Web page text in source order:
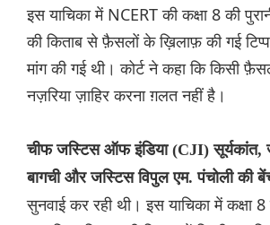
इस याचिका में NCERT की कक्षा 8 की
की किताब से फ़ैसलों के ख़िलाफ़ की गई
मांग की गई थी। कोर्ट ने कहा कि किसी
नज़रिया ज़ाहिर करना ग़लत नहीं है।
चीफ जस्टिस ऑफ इंडिया (CJI) सूर्यकांत,
बागची और जस्टिस विपुल एम. पंचोली की
सुनवाई कर रही थी। इस याचिका में कक्षा 8